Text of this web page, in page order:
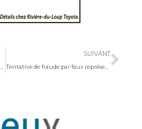
Rendez-vous électoral 2026 : Frédéric Poulin écarte une candidature pour le PCQ
SUIVANT
Tentative de fraude par faux représentant